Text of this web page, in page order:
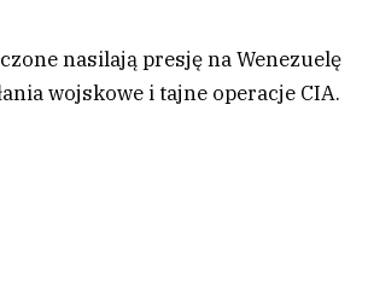
nasilają presję na Wenezuelę
wojskowe i tajne operacje CIA.